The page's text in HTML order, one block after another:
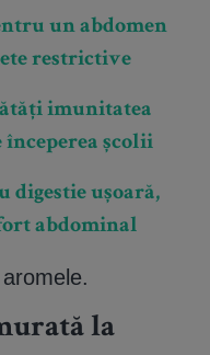
un abdomen
restrictive
imunitatea
școlii
digestie ușoară,
abdominal
la